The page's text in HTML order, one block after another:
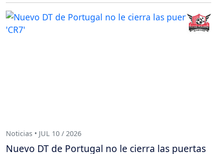
Noticias • JUL 10 / 2026
Nuevo DT de Portugal no le cierra las puertas